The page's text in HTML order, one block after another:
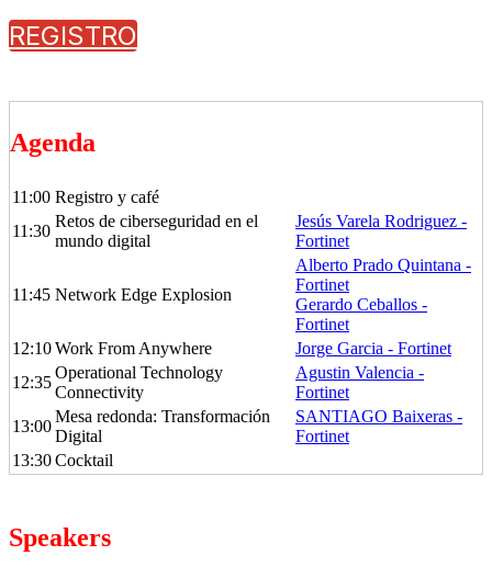
REGISTRO
Agenda
11:00 Registro y café
11:30
Retos de ciberseguridad en el
mundo digital
Jesús Varela Rodriguez -
Fortinet
11:45 Network Edge Explosion
Alberto Prado Quintana -
Fortinet
Gerardo Ceballos -
Fortinet
12:10Work From Anywhere
Jorge Garcia - Fortinet
12:35
Operational Technology
Connectivity
Agustin Valencia -
Fortinet
13:00
Mesa redonda: Transformación
Digital
SANTIAGO Baixeras -
Fortinet
13:30Cocktail
Speakers